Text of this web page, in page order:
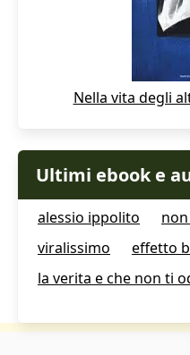
Nella vita degli
Ultimi ebook e
alessio ippolito
viralissimo
effetto
la verita e che non ti